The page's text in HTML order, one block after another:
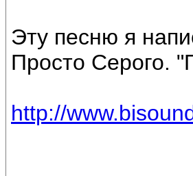
Эту песню я
Просто Серого.
http://